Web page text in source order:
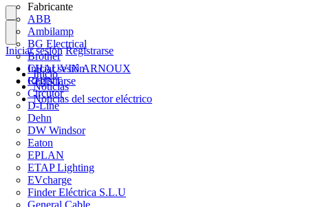
Fabricante
ABB
Ambilamp
BG Electrical
Brother
CHAUVIN ARNOUX
CHINT
Circutor
D-Line
Dehn
DW Windsor
Eaton
EPLAN
ETAP Lighting
EVcharge
Finder Eléctrica S.L.U
General Cable
Iniciar sesión
Registrarse
Iniciar sesión Registrarse
Inicio
Noticias
Noticias del sector eléctrico